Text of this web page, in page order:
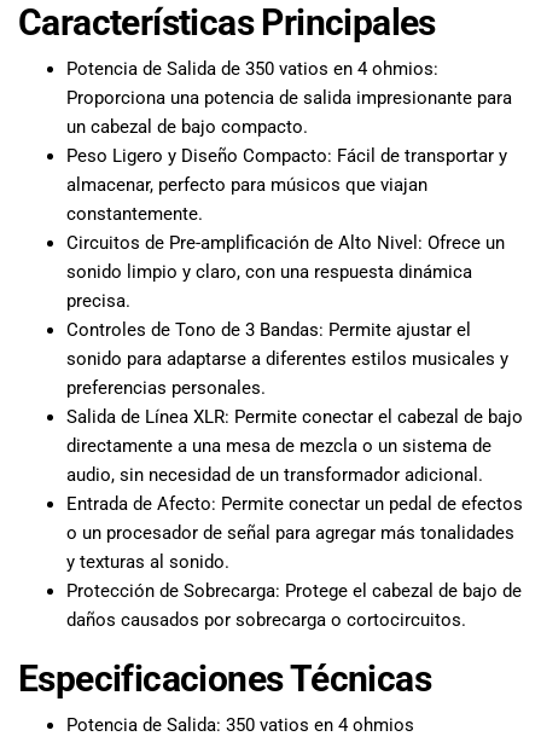
tu hogar.
mundo de la
música con
Import Music
Ecuador!
Características Principales
Potencia de Salida de 350 vatios en 4 ohmios:
Proporciona una potencia de salida impresionante para
un cabezal de bajo compacto.
Peso Ligero y Diseño Compacto: Fácil de transportar y
almacenar, perfecto para músicos que viajan
constantemente.
Circuitos de Pre-amplificación de Alto Nivel: Ofrece un
sonido limpio y claro, con una respuesta dinámica
precisa.
Controles de Tono de 3 Bandas: Permite ajustar el
sonido para adaptarse a diferentes estilos musicales y
preferencias personales.
Salida de Línea XLR: Permite conectar el cabezal de bajo
directamente a una mesa de mezcla o un sistema de
audio, sin necesidad de un transformador adicional.
Entrada de Afecto: Permite conectar un pedal de efectos
o un procesador de señal para agregar más tonalidades
y texturas al sonido.
Protección de Sobrecarga: Protege el cabezal de bajo de
daños causados por sobrecarga o cortocircuitos.
Especificaciones Técnicas
Potencia de Salida: 350 vatios en 4 ohmios